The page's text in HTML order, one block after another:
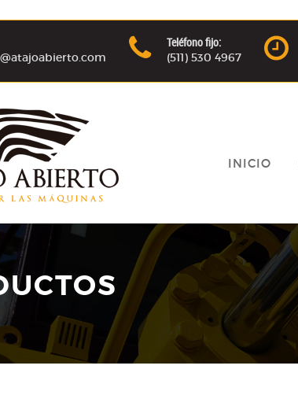
Teléfono fijo:
(511) 530 4967
INICIO